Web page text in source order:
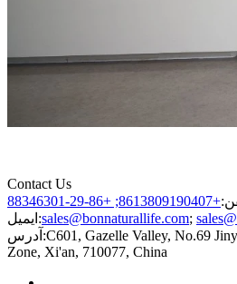
Contact Us
+8613809190407; +86-29-88346301
ایمیل:sales@bonnaturallife.com;
آدرس:C601, Gazelle Valley, No.69
Zone, Xi'an, 710077, China